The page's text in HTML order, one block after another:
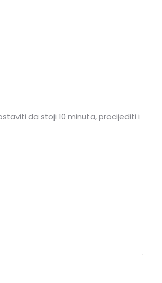
da stoji 10 minuta, procijediti i